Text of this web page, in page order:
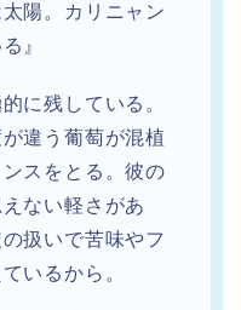
陽。カリニャン
』
に残している。
違う葡萄が混植
スをとる。彼の
ない軽さがあ
扱いで苦味やフ
いるから。